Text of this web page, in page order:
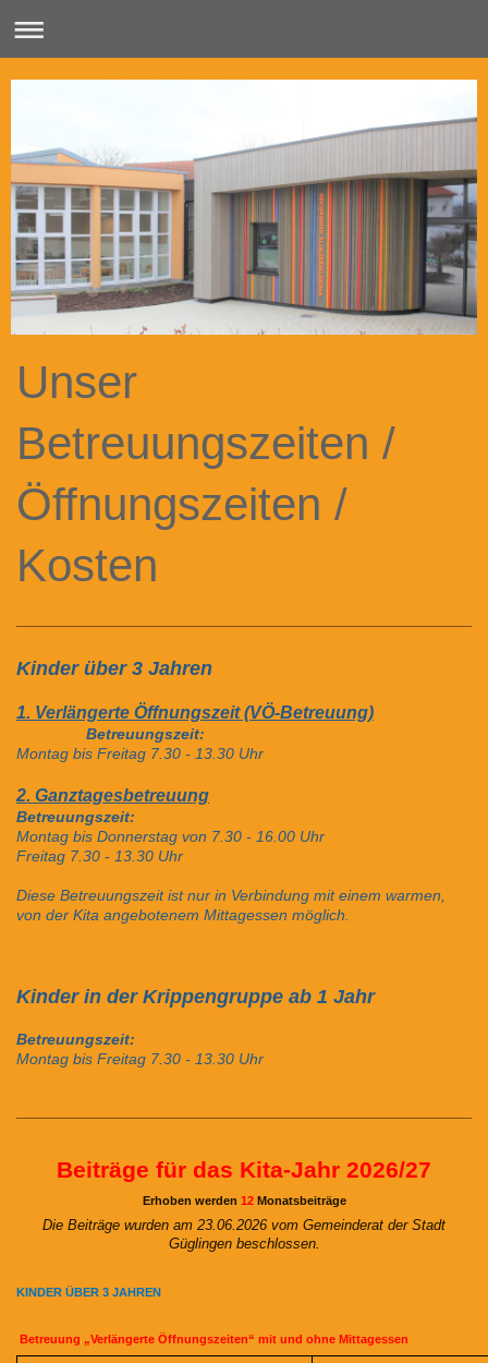
Unser
Betreuungszeiten /
Öffnungszeiten /
Kosten
Kinder über 3 Jahren
1. Verlängerte Öffnungszeit (VÖ-Betreuung)
Betreuungszeit:
Montag bis Freitag 7.30 - 13.30 Uhr
2. Ganztagesbetreuung
Betreuungszeit:
Montag bis Donnerstag von 7.30 - 16.00 Uhr
Freitag 7.30 - 13.30 Uhr
Diese Betreuungszeit ist nur in Verbindung mit einem warmen,
von der Kita angebotenem Mittagessen möglich.
Kinder in der Krippengruppe ab 1 Jahr
Betreuungszeit:
Montag bis Freitag 7.30 - 13.30 Uhr
Beiträge für das Kita-Jahr 2026/27
Erhoben werden 12Monatsbeiträge
Die Beiträge wurden am 23.06.2026 vom Gemeinderat der Stadt
Güglingen beschlossen.
KINDER ÜBER 3 JAHREN
Betreuung „Verlängerte Öffnungszeiten“ mit und ohne Mittagessen